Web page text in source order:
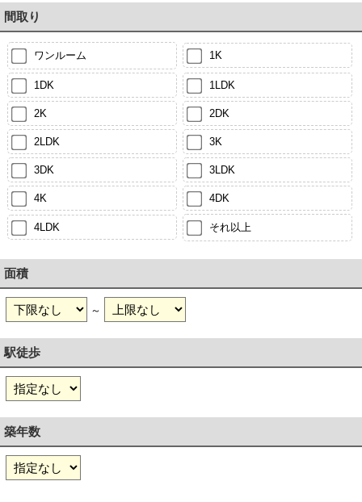
間取り
ワンルーム 1K
1DK 1LDK
2K 2DK
2LDK 3K
3DK 3LDK
4K 4DK
4LDK それ以上
面積
～
駅徒歩
築年数